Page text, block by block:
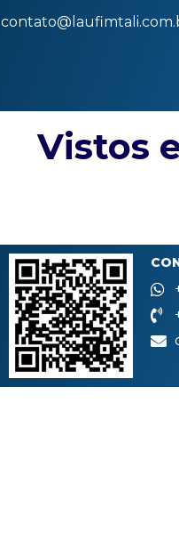
Vistos